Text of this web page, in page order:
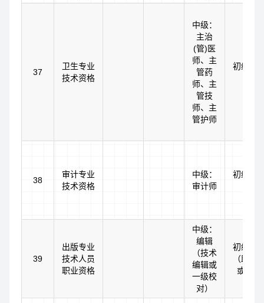
37
卫生专业
技术资格
中级：
主治
(管)医
师、主
管药
师、主
管技
师、主
管护师
初级：
38
审计专业
技术资格
中级：
审计师
初级：
39
出版专业
技术人员
职业资格
中级：
编辑
（技术
编辑或
一级校
对）
初级：
（助理
或二级